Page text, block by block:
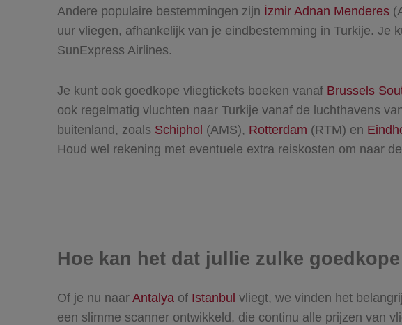
Andere populaire bestemmingen zijn İzmir Adnan Menderes
uur vliegen, afhankelijk van je eindbestemming in Turkije. Je
SunExpress Airlines.
Je kunt ook goedkope vliegtickets boeken vanaf Brussels
ook regelmatig vluchten naar Turkije vanaf de luchthavens
buitenland, zoals Schiphol (AMS), Rotterdam (RTM) en
Houd wel rekening met eventuele extra reiskosten om naar
Hoe kan het dat jullie zulke
Of je nu naar Antalya of Istanbul vliegt, we vinden het
een slimme scanner ontwikkeld, die continu alle prijzen van